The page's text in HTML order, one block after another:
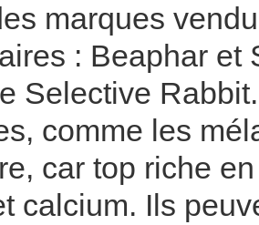
marques
: Beaphar et
Selective
comme les
car top riche
calcium. Ils